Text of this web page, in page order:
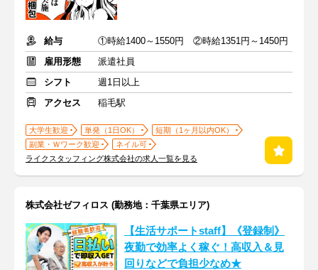
給与
①時給1400～1550円 ②時給1351円～1450円
雇用形態
派遣社員
シフト
週1日以上
アクセス
稲毛駅
大学生歓迎 単発（1日OK）
短期（1ヶ月以内OK）
副業・Ｗワーク歓迎
ネイル可
ライクスタッフィング株式会社の求人一覧を見る
株式会社ゼフィロス (勤務地：千葉県エリア)
【生活サポートstaff】《登録制》
夜勤で効率よく稼ぐ！高収入＆見
回りなどで負担少なめ★